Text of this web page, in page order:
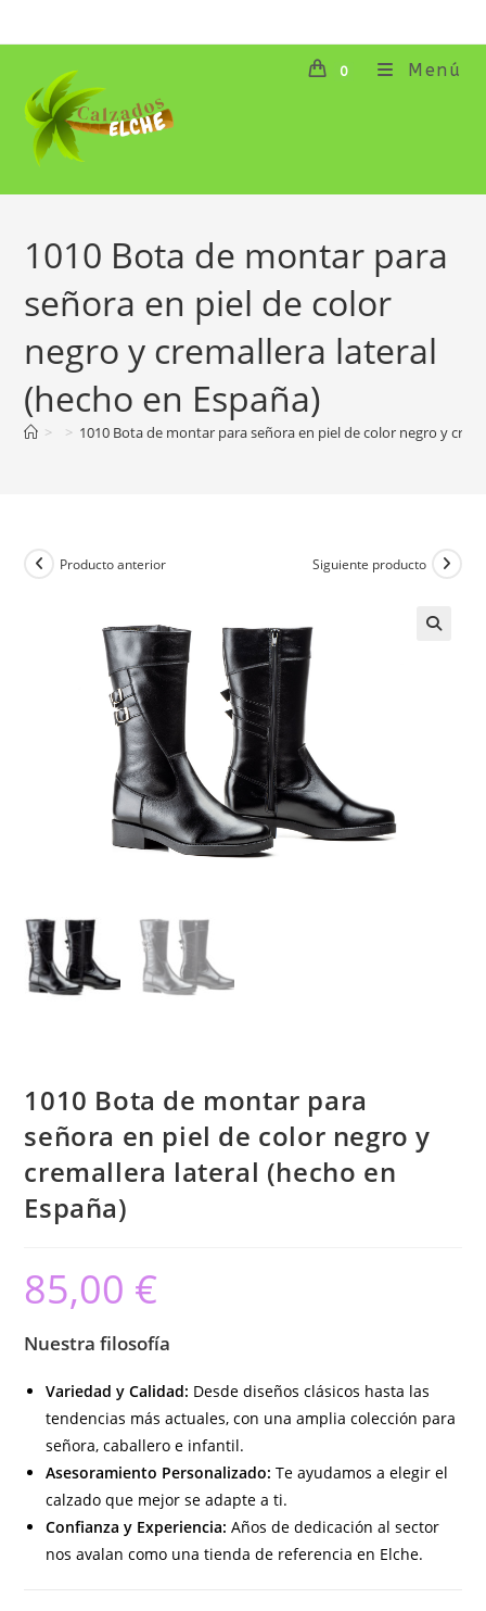
al
contenido
0 Menú
1010 Bota de montar para
señora en piel de color
negro y cremallera lateral
(hecho en España)
> > 1010 Bota de montar para señora en piel de color negro y
Producto anterior Siguiente producto
1010 Bota de montar para
señora en piel de color negro y
cremallera lateral (hecho en
España)
85,00 €
Nuestra filosofía
Variedad y Calidad: Desde diseños clásicos hasta las
tendencias más actuales, con una amplia colección para
señora, caballero e infantil.
Asesoramiento Personalizado: Te ayudamos a elegir el
calzado que mejor se adapte a ti.
Confianza y Experiencia: Años de dedicación al sector
nos avalan como una tienda de referencia en Elche.